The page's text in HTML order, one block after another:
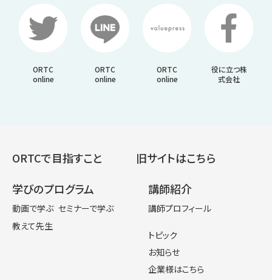
ORTC
online
ORTC
online
ORTC
online
役に立つ株
式会社
ORTCで目指すこと
旧サイトはこちら
学びのプログラム
動画で学ぶ セミナーで学ぶ
教えて先生
講師紹介
講師プロフィール
トピック
お知らせ
企業様はこちら